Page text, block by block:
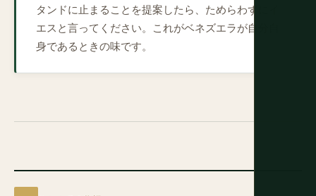
タンドに止まることを提案したら、ためらわずにイ
エスと言ってください。これがベネズエラが自分自
身であるときの味です。